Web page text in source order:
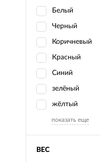
Белый
Черный
Коричневый
Красный
Синий
зелёный
жёлтый
показать еще
ВЕС